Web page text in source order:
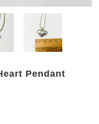
Pendant